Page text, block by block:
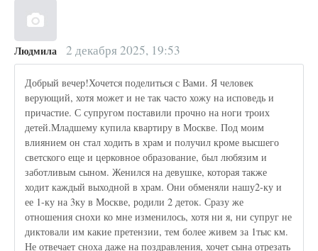
Людмила 2 декабря 2025, 19:53
Добрый вечер!Хочется поделиться с Вами. Я человек
верующий, хотя может и не так часто хожу на исповедь и
причастие. С супругом поставили прочно на ноги троих
детей.Младшему купила квартиру в Москве. Под моим
влиянием он стал ходить в храм и получил кроме высшего
светского еще и церковное образование, был любязим и
заботливым сыном. Женился на девушке, которая также
ходит каждый выходной в храм. Они обменяли нашу2-ку и
ее 1-ку на 3ку в Москве, родили 2 деток. Сразу же
отношения снохи ко мне изменилось, хотя ни я, ни супруг не
диктовали им какие претензии, тем более живем за 1тыс км.
Не отвечает сноха даже на поздравления, хочет сына отрезать